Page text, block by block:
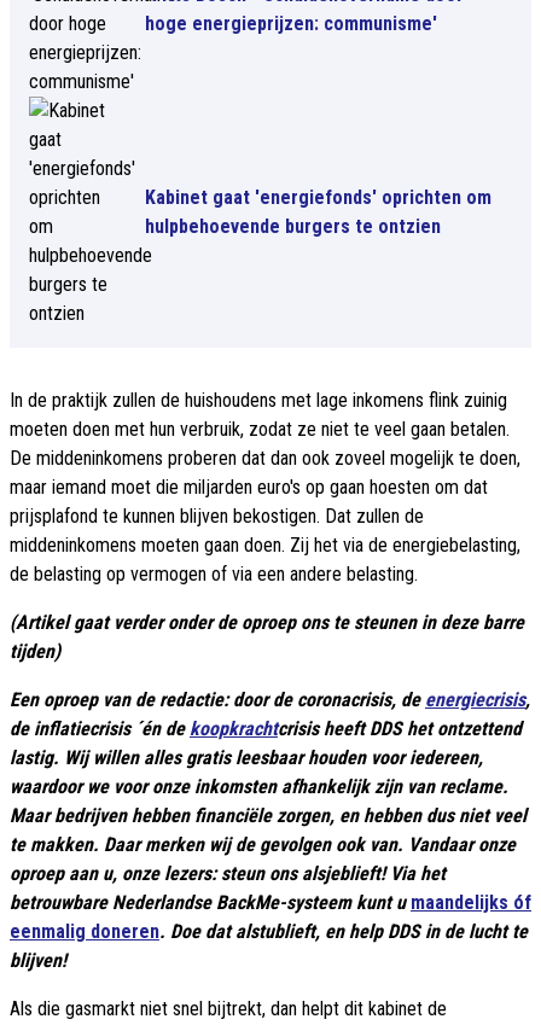
hoge energieprijzen: communisme'
Kabinet gaat 'energiefonds' oprichten om
hulpbehoevende burgers te ontzien
In de praktijk zullen de huishoudens met lage inkomens flink zuinig
moeten doen met hun verbruik, zodat ze niet te veel gaan betalen.
De middeninkomens proberen dat dan ook zoveel mogelijk te doen,
maar iemand moet die miljarden euro's op gaan hoesten om dat
prijsplafond te kunnen blijven bekostigen. Dat zullen de
middeninkomens moeten gaan doen. Zij het via de energiebelasting,
de belasting op vermogen of via een andere belasting.
(Artikel gaat verder onder de oproep ons te steunen in deze barre
tijden)
Een oproep van de redactie: door de coronacrisis, de energiecrisis,
de inflatiecrisis ´én de koopkrachtcrisis heeft DDS het ontzettend
lastig. Wij willen alles gratis leesbaar houden voor iedereen,
waardoor we voor onze inkomsten afhankelijk zijn van reclame.
Maar bedrijven hebben financiële zorgen, en hebben dus niet veel
te makken. Daar merken wij de gevolgen ook van. Vandaar onze
oproep aan u, onze lezers: steun ons alsjeblieft! Via het
betrouwbare Nederlandse BackMe-systeem kunt u maandelijks óf
eenmalig doneren. Doe dat alstublieft, en help DDS in de lucht te
blijven!
Als die gasmarkt niet snel bijtrekt, dan helpt dit kabinet de